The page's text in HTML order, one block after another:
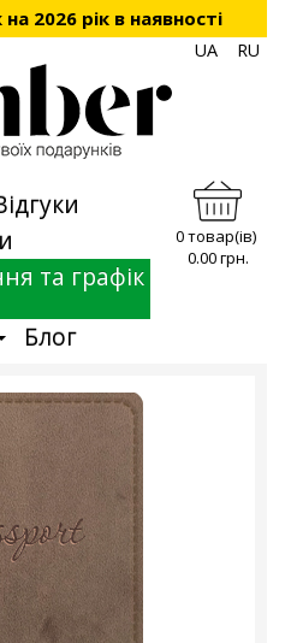
2026 рік в наявності
UA RU
та графік
Блог
0 товар(ів)
0.00 грн.